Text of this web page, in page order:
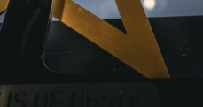
naar overzicht